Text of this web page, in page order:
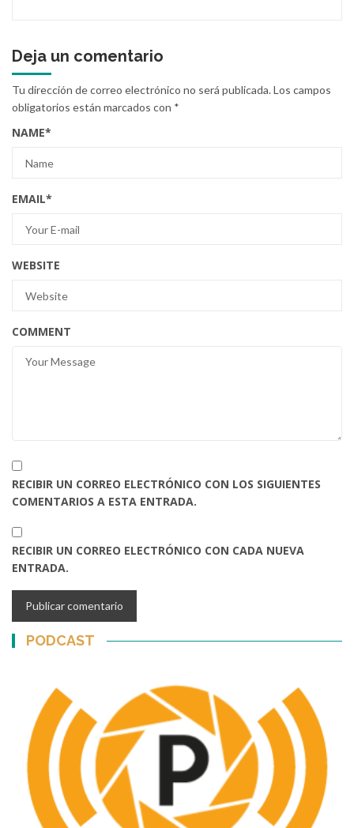
Deja un comentario
Tu dirección de correo electrónico no será publicada.Los campos
obligatorios están marcados con *
NAME*
EMAIL*
WEBSITE
COMMENT
RECIBIR UN CORREO ELECTRÓNICO CON LOS SIGUIENTES
COMENTARIOS A ESTA ENTRADA.
RECIBIR UN CORREO ELECTRÓNICO CON CADA NUEVA
ENTRADA.
PODCAST